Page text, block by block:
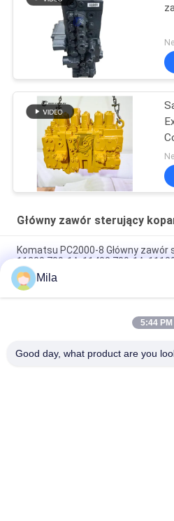
Główny zawór sterujący
Komatsu PC2000-8 Główny
11300 709-1A-11400 709-1A-
PC160LC-7 PC160-7 Wynęgarka z
Komatsu, 723-57-16100 Główne
VOE14541591 Główny zawór
Mila
5:44 PM
Good day, what product are you